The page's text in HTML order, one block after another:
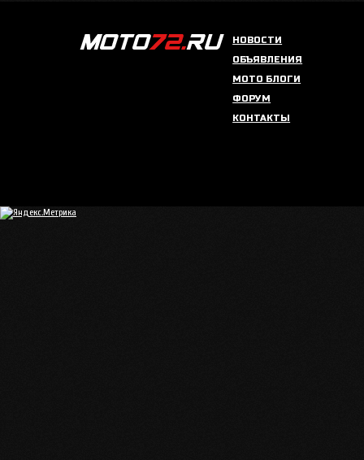
НОВОСТИ
ОБЪЯВЛЕНИЯ
МОТО БЛОГИ
ФОРУМ
КОНТАКТЫ